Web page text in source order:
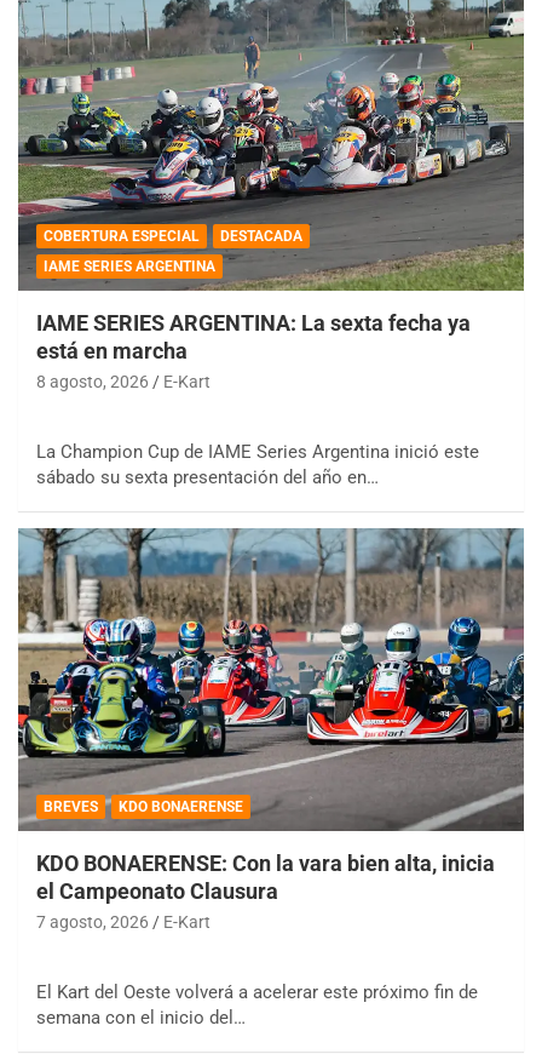
COBERTURA ESPECIAL
DESTACADA
IAME SERIES ARGENTINA
IAME SERIES ARGENTINA: La sexta fecha ya
está en marcha
8 agosto, 2026 E-Kart
La Champion Cup de IAME Series Argentina inició este
sábado su sexta presentación del año en…
BREVES KDO BONAERENSE
KDO BONAERENSE: Con la vara bien alta, inicia
el Campeonato Clausura
7 agosto, 2026 E-Kart
El Kart del Oeste volverá a acelerar este próximo fin de
semana con el inicio del…